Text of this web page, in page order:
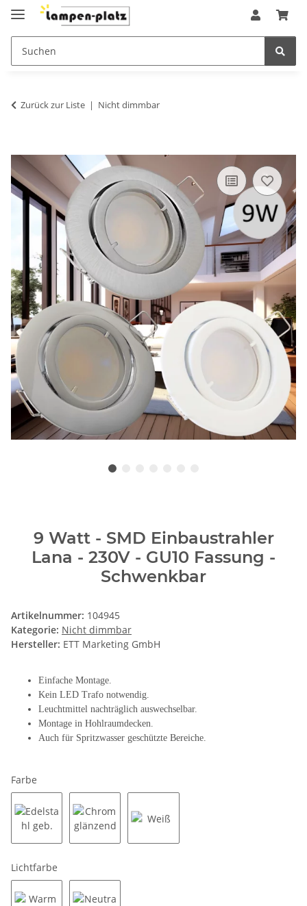
Zurück zur Liste Nicht dimmbar
9 Watt - SMD Einbaustrahler
Lana - 230V - GU10 Fassung -
Schwenkbar
Artikelnummer: 104945
Kategorie: Nicht dimmbar
Hersteller: ETT Marketing GmbH
Einfache Montage.
Kein LED Trafo notwendig.
Leuchtmittel nachträglich auswechselbar.
Montage in Hohlraumdecken.
Auch für Spritzwasser geschützte Bereiche.
Farbe
Lichtfarbe